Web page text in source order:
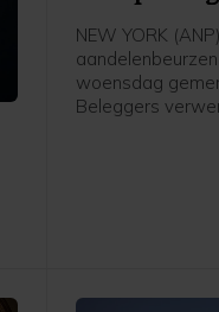
NEW YORK
woensdag
Beleggers